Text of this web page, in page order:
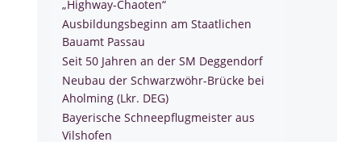
„Highway-Chaoten“
Ausbildungsbeginn am Staatlichen
Bauamt Passau
Seit 50 Jahren an der SM Deggendorf
Neubau der Schwarzwöhr-Brücke bei
Aholming (Lkr. DEG)
Bayerische Schneepflugmeister aus
Vilshofen